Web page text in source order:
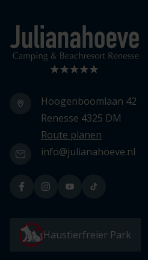
Logo Julianahoeve
Hoogenboomlaan 42
Renesse 4325 DM
Route planen
info@julianahoeve.nl
Haustierfreier Park